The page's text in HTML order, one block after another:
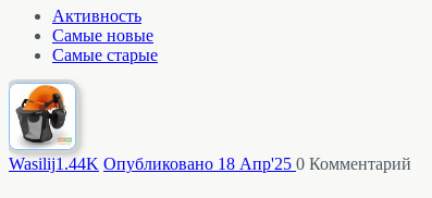
Активность
Самые новые
Самые старые
Wasilij1.44K Опубликовано 18 Апр'25 0 Комментарий